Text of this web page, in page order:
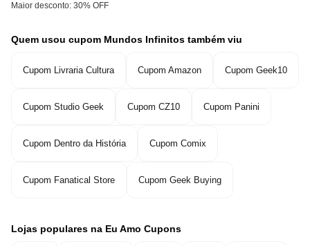
Maior desconto: 30% OFF
Quem usou cupom Mundos Infinitos também viu
Cupom Livraria Cultura Cupom Amazon Cupom Geek10
Cupom Studio Geek Cupom CZ10 Cupom Panini
Cupom Dentro da História Cupom Comix
Cupom Fanatical Store Cupom Geek Buying
Lojas populares na Eu Amo Cupons